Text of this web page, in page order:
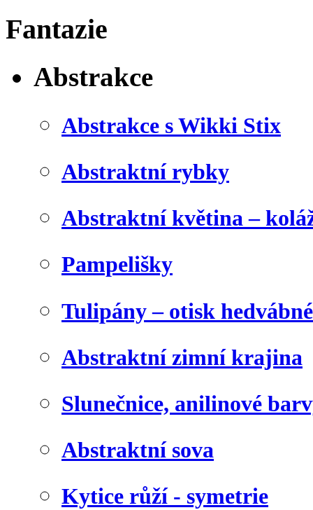
Fantazie
Abstrakce
Abstrakce s Wikki Stix
Abstraktní rybky
Abstraktní květina –
Pampelišky
Tulipány – otisk
Abstraktní zimní krajina
Slunečnice, anilinové
Abstraktní sova
Kytice růží - symetrie